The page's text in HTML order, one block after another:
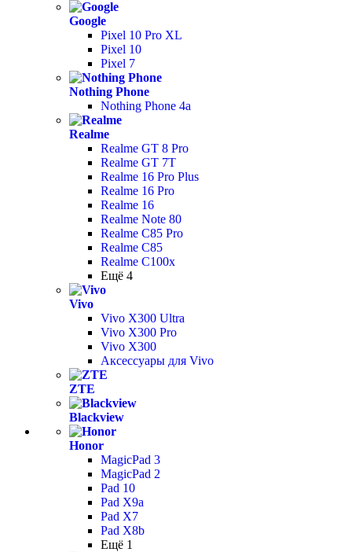
Google
Pixel 10 Pro XL
Pixel 10
Pixel 7
Nothing Phone
Nothing Phone 4a
Realme
Realme GT 8 Pro
Realme GT 7T
Realme 16 Pro Plus
Realme 16 Pro
Realme 16
Realme Note 80
Realme C85 Pro
Realme C85
Realme C100x
Ещё 4
Vivo
Vivo X300 Ultra
Vivo X300 Pro
Vivo X300
Аксессуары для Vivo
ZTE
Blackview
Honor
MagicPad 3
MagicPad 2
Pad 10
Pad X9a
Pad X7
Pad X8b
Ещё 1